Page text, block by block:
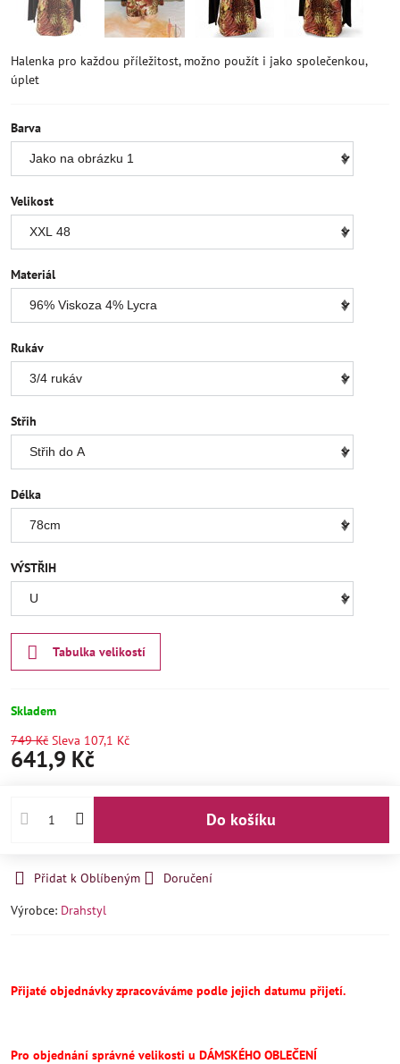
Halenka pro každou příležitost, možno použít i jako společenkou,
úplet
Barva
Velikost
Materiál
Rukáv
Střih
Délka
VÝSTŘIH
Tabulka velikostí
Skladem
749 Kč Sleva 107,1 Kč
641,9 Kč
Do košíku
Přidat k Oblíbeným
Doručení
Výrobce: Drahstyl
Přijaté objednávky zpracováváme podle jejich datumu přijetí.
Pro objednání správné velikosti u DÁMSKÉHO OBLEČENÍ